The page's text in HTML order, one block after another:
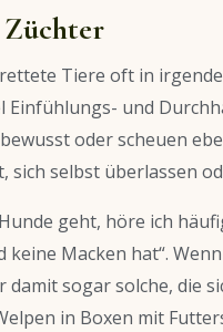
Züchter
Tiere oft in
Einfühlungs- und
oder scheuen
sich selbst überlassen
geht, höre ich
Macken hat“.
sogar solche, die
in Boxen mit